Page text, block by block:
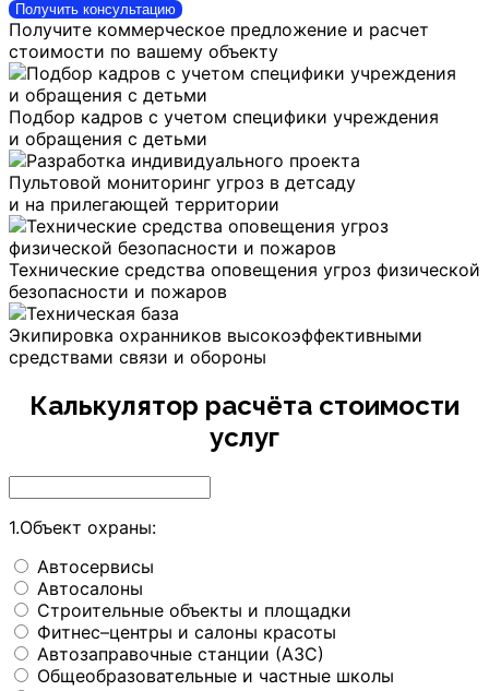
Получить консультацию
Получите коммерческое предложение и расчет
стоимости по вашему объекту
Подбор кадров с учетом специфики учреждения
и обращения с детьми
Пультовой мониторинг угроз в детсаду
и на прилегающей территории
Технические средства оповещения угроз физической
безопасности и пожаров
Экипировка охранников высокоэффективными
средствами связи и обороны
Калькулятор расчёта стоимости
услуг
1.Объект охраны:
Автосервисы
Автосалоны
Строительные объекты и площадки
Фитнес–центры и салоны красоты
Автозаправочные станции (АЗС)
Общеобразовательные и частные школы